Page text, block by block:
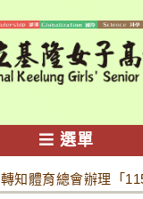
選單
轉知體育總會辦理「